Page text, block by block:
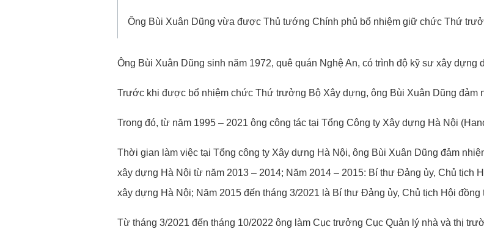
Ông Bùi Xuân Dũng vừa được Thủ tướng Chính phủ bổ nhiệm giữ chức Thứ
Ông Bùi Xuân Dũng sinh năm 1972, quê quán Nghệ An, có trình độ kỹ sư xây dựng
Trước khi được bổ nhiệm chức Thứ trưởng Bộ Xây dựng, ông Bùi Xuân Dũng đảm
Trong đó, từ năm 1995 – 2021 ông công tác tại Tổng Công ty Xây dựng Hà Nội
Thời gian làm việc tại Tổng công ty Xây dựng Hà Nội, ông Bùi Xuân Dũng đảm
xây dựng Hà Nội từ năm 2013 – 2014; Năm 2014 – 2015: Bí thư Đảng ủy, Chủ tịch
xây dựng Hà Nội; Năm 2015 đến tháng 3/2021 là Bí thư Đảng ủy, Chủ tịch Hội
Từ tháng 3/2021 đến tháng 10/2022 ông làm Cục trưởng Cục Quản lý nhà và thị